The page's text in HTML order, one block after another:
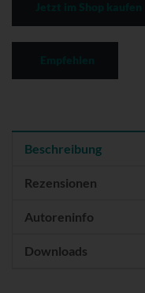
Beschreibung
Rezensionen
Autoreninfo
Downloads